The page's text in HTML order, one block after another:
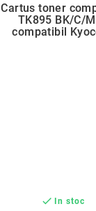

Cartus toner
TK895 BK/C/
compatibil
 In stoc